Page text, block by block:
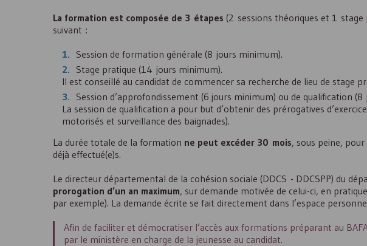
La formation est composée de 3 étapes (2 sessions théoriques et 1
suivant :
Session de formation générale (8 jours minimum).
Stage pratique (14 jours minimum).
Il est conseillé au candidat de commencer sa recherche de lieu de stage
Session d’approfondissement (6 jours minimum) ou de qualification
La session de qualification a pour but d’obtenir des prérogatives
motorisés et surveillance des baignades).
La durée totale de la formation ne peut excéder 30 mois, sous peine,
déjà effectué(e)s.
Le directeur départemental de la cohésion sociale (DDCS - DDCSPP) du
prorogation d’un an maximum, sur demande motivée de celui-ci, en
par exemple). La demande écrite se fait directement dans l’espace
Afin de faciliter et démocratiser l’accès aux formations préparant au
par le ministère en charge de la jeunesse au candidat.